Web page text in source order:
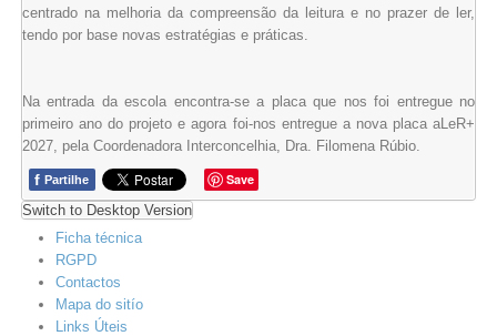
centrado na melhoria da compreensão da leitura e no prazer de ler,
tendo por base novas estratégias e práticas.
Na entrada da escola encontra-se a placa que nos foi entregue no
primeiro ano do projeto e agora foi-nos entregue a nova placa aLeR+
2027, pela Coordenadora Interconcelhia, Dra. Filomena Rúbio.
f Partilhe
Save
Switch to Desktop Version
Ficha técnica
RGPD
Contactos
Mapa do sitío
Links Úteis